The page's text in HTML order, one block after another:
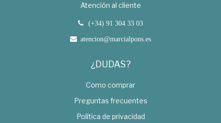
Atención al cliente
(+34) 91 304 33 03
atencion@marcialpons.es
¿DUDAS?
Como comprar
Preguntas frecuentes
Política de privacidad